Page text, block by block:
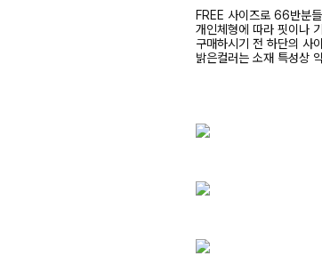
FREE 사이즈로 66반분
개인체형에 따라 핏이나
구매하시기 전 하단의 사
밝은컬러는 소재 특성상